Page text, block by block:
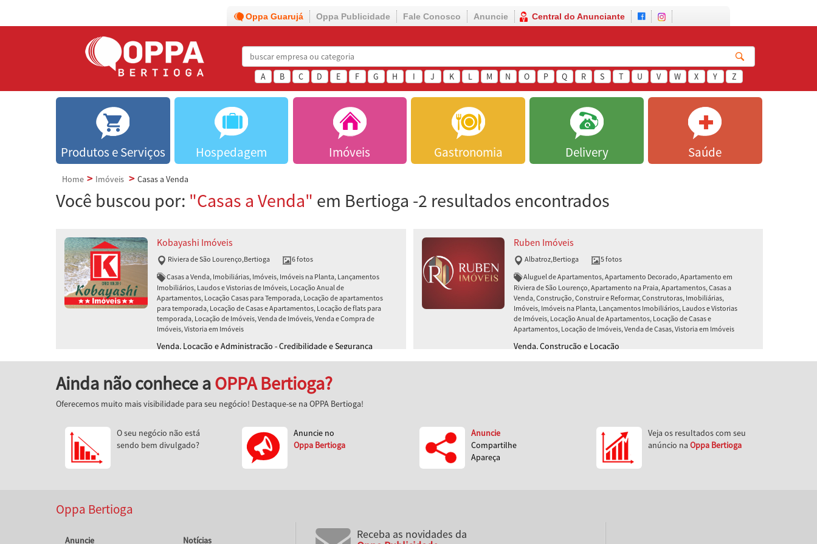
Oppa Guarujá Oppa Publicidade Fale Conosco Anuncie Central do Anunciante
A B C D E F G H I J K L M N O P Q R S T U V W X Y Z
Produtos e Serviços Hospedagem Imóveis Gastronomia Delivery Saúde
Home Imóveis Casas a Venda
Você buscou por: "Casas a Venda" em Bertioga -2 resultados encontrados
Kobayashi Imóveis
Riviera de São Lourenço,Bertioga
6 fotos
Casas a Venda, Imobiliárias, Imóveis, Imóveis na Planta, Lançamentos
Imobiliários, Laudos e Vistorias de Imóveis, Locação Anual de
Apartamentos, Locação Casas para Temporada, Locação de apartamentos
para temporada, Locação de Casas e Apartamentos, Locação de flats para
temporada, Locação de Imóveis, Venda de Imóveis, Venda e Compra de
Imóveis, Vistoria em Imóveis
Venda, Locação e Administração - Credibilidade e Segurança
Ruben Imóveis
Albatroz,Bertioga
5 fotos
Aluguel de Apartamentos, Apartamento Decorado, Apartamento em
Riviera de São Lourenço, Apartamento na Praia, Apartamentos, Casas a
Venda, Construção, Construir e Reformar, Construtoras, Imobiliárias,
Imóveis, Imóveis na Planta, Lançamentos Imobiliários, Laudos e Vistorias
de Imóveis, Locação Anual de Apartamentos, Locação de Casas e
Apartamentos, Locação de Imóveis, Venda de Casas, Vistoria em Imóveis
Venda, Construção e Locação
Ainda não conhece aOPPA Bertioga?
Oferecemos muito mais visibilidade para seu negócio! Destaque-se na OPPA Bertioga!
O seu negócio não está
sendo bem divulgado?
Anuncie no
Oppa Bertioga
Anuncie
Compartilhe
Apareça
Veja os resultados com seu
anúncio na Oppa Bertioga
Oppa Bertioga
Anuncie Notícias
Receba as novidades da